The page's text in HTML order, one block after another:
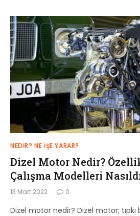
NEDIR? NE İŞE YARAR?
Dizel Motor Nedir?
Çalışma Modelleri
13 Mart 2022 0
Dizel motor nedir? Dizel motor;